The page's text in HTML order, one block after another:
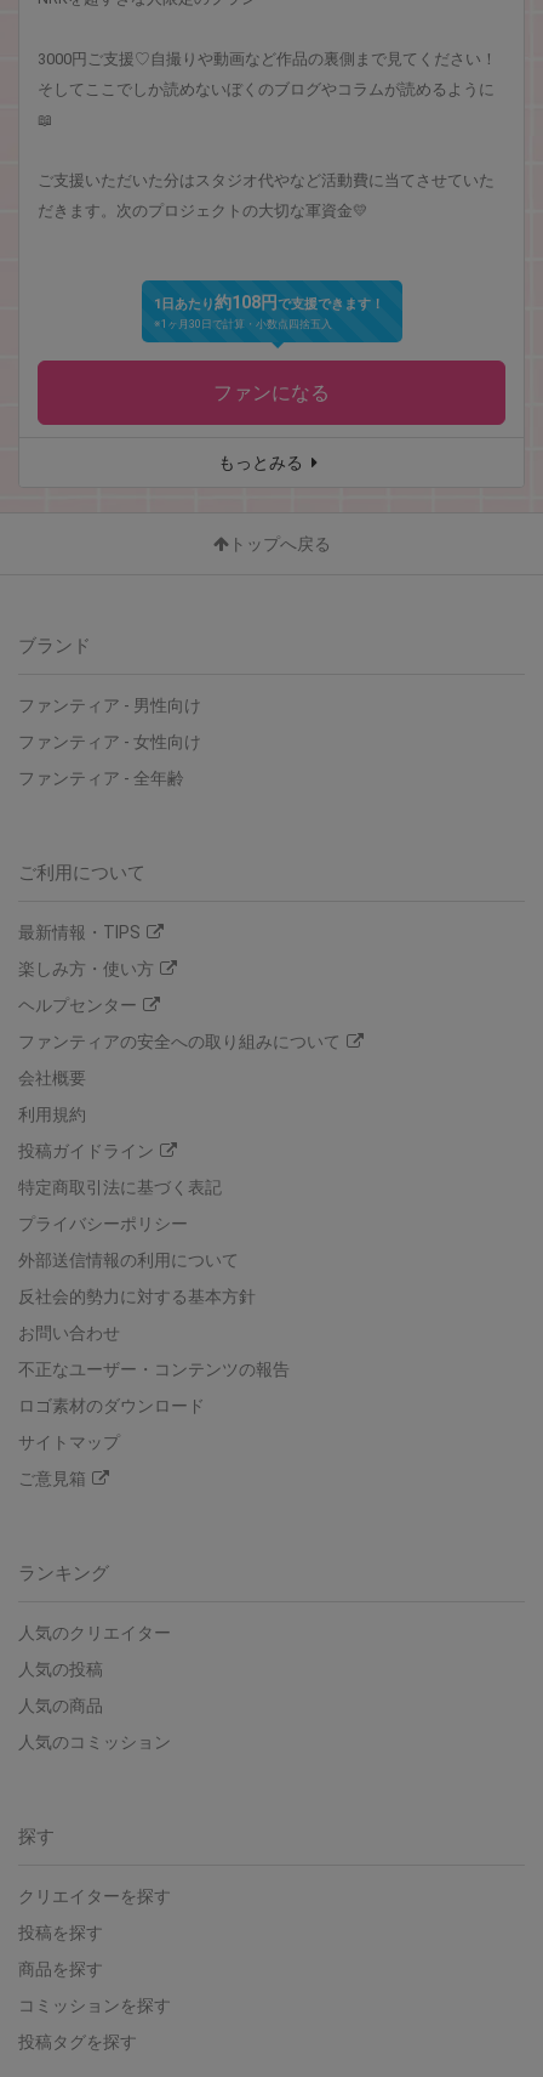
3000円ご支援♡自撮りや動画など作品の裏側まで見てください！
そしてここでしか読めないぼくのブログやコラムが読めるように
📖
ご支援いただいた分はスタジオ代やなど活動費に当てさせていた
だきます。次のプロジェクトの大切な軍資金💛
1日あたり約108円 で支援できます！
※1ヶ月30日で計算・小数点四捨五入
ファンになる
もっとみる
トップへ戻る
ブランド
ファンティア - 男性向け
ファンティア - 女性向け
ファンティア - 全年齢
ご利用について
最新情報・TIPS
楽しみ方・使い方
ヘルプセンター
ファンティアの安全への取り組みについて
会社概要
利用規約
投稿ガイドライン
特定商取引法に基づく表記
プライバシーポリシー
外部送信情報の利用について
反社会的勢力に対する基本方針
お問い合わせ
不正なユーザー・コンテンツの報告
ロゴ素材のダウンロード
サイトマップ
ご意見箱
ランキング
人気のクリエイター
人気の投稿
人気の商品
人気のコミッション
探す
クリエイターを探す
投稿を探す
商品を探す
コミッションを探す
投稿タグを探す